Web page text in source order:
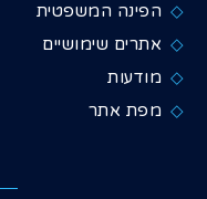
הפינה המשפטית
אתרים שימושיים
מודעות
מפת אתר